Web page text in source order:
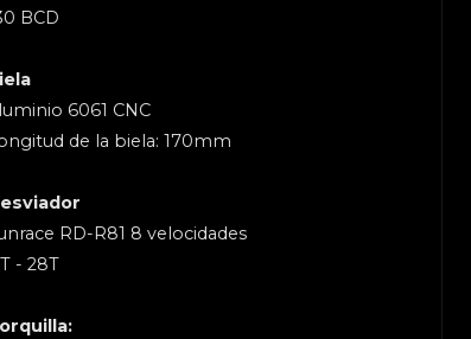
BCD
6061 CNC
de la biela: 170mm
RD-R81 8 velocidades
- 28T